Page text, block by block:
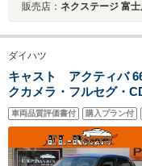
販売店： ネクステージ 富
ダイハツ
キャスト アクティバ
クカメラ・フルセグ・
ートキー・プッシュス
イト・純正15インチア
装置・プリクラ・革巻
車両品質評価書付 購入プラン付